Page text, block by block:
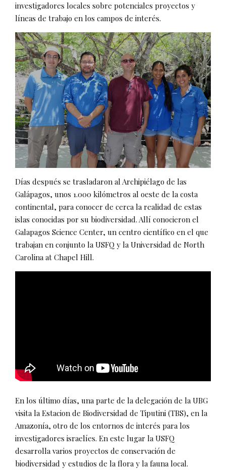
investigadores locales sobre potenciales proyectos y
líneas de trabajo en los campos de interés.
Días después se trasladaron al Archipiélago de las
Galápagos, unos 1.000 kilómetros al oeste de la costa
continental, para conocer de cerca la realidad de estas
islas conocidas por su biodiversidad. Allí conocieron el
Galapagos Science Center, un centro científico en el que
trabajan en conjunto la USFQ y la Universidad de North
Carolina at Chapel Hill.
En los último días, una parte de la delegación de la UBG
visita la Estacion de Biodiversidad de Tiputini (TBS), en la
Amazonía, otro de los entornos de interés para los
investigadores israelíes. En este lugar la USFQ
desarrolla varios proyectos de conservación de
biodiversidad y estudios de la flora y la fauna local.